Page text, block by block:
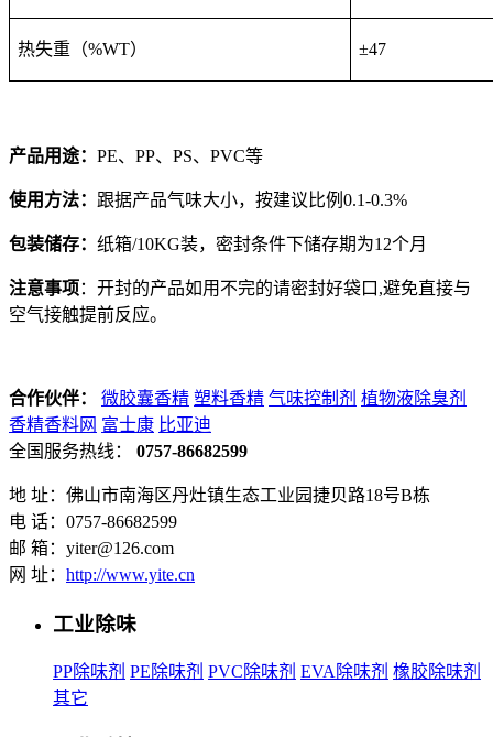
热失重（%WT） ±47
产品用途： PE、PP、PS、PVC等
使用方法： 跟据产品气味大小，按建议比例0.1-0.3%
包装储存： 纸箱/10KG装， 密封条件下储存期为12个月
注意事项 ：开封的产品如用不完的请密封好袋口,避免直接与
空气接触提前反应。
合作伙伴： 微胶囊香精 塑料香精 气味控制剂 植物液除臭剂
香精香料网 富士康 比亚迪
全国服务热线： 0757-86682599
地 址：佛山市南海区丹灶镇生态工业园捷贝路18号B栋
电 话：0757-86682599
邮 箱：yiter@126.com
网 址： http://www.yite.cn
工业除味
PP除味剂 PE除味剂 PVC除味剂 EVA除味剂 橡胶除味剂
其它